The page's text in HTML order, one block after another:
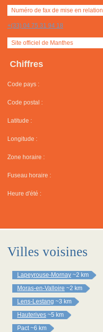
Numéro de fax de mise en relation
+(33) 04 75 31 94 18
Site officiel de Manthes
Chiffres
Code pays :
Code postal :
Latitude :
Longitude :
Zone horaire :
Fuseau horaire :
Heure d'été :
Villes voisines
Lapeyrouse-Mornay ~2 km
Moras-en-Valloire ~2 km
Lens-Lestang ~3 km
Hauterives ~5 km
Pact ~6 km